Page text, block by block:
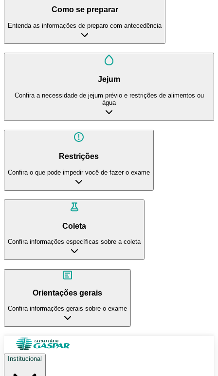
Como se preparar
Entenda as informações de preparo com antecedência
Jejum
Confira a necessidade de jejum prévio e restrições de alimentos ou
água
Restrições
Confira o que pode impedir você de fazer o exame
Coleta
Confira informações específicas sobre a coleta
Orientações gerais
Confira informações gerais sobre o exame
Institucional